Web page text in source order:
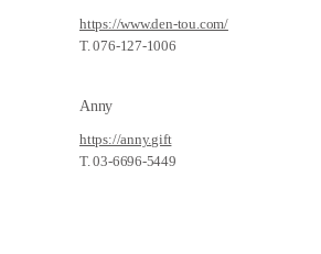
https://www.den-tou.com/
T. 076-127-1006
Anny
https://anny.gift
T. 03-6696-5449